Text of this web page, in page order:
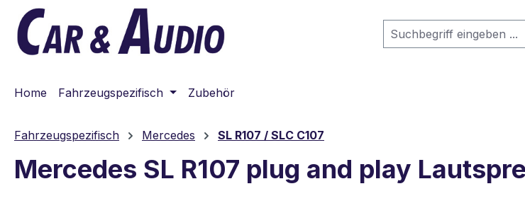
Hauptinhalt springen
Zur Suche springen
Zur Hauptnavigation springen
Home Fahrzeugspezifisch Zubehör
Fahrzeugspezifisch Mercedes SL R107 / SLC C107
Mercedes SL R107 plug and play